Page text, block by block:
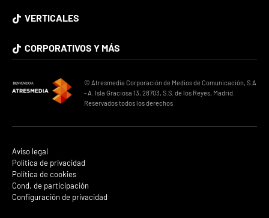
VERTICALES
CORPORATIVOS Y MÁS
© Atresmedia Corporación de Medios de Comunicación, S.A
- A. Isla Graciosa 13, 28703, S.S. de los Reyes, Madrid.
Reservados todos los derechos
Aviso legal
Política de privacidad
Política de cookies
Cond. de participación
Configuración de privacidad